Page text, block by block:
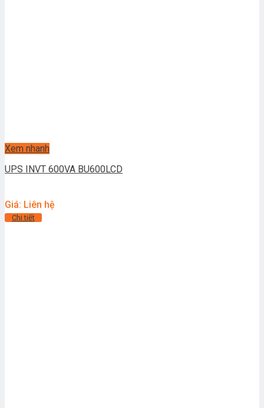
Xem nhanh
UPS INVT 600VA BU600LCD
Giá: Liên hệ
Chi tiết